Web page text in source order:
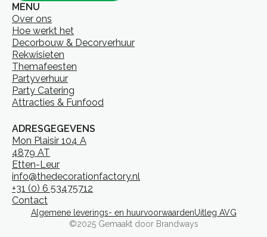
MENU
Over ons
Hoe werkt het
Decorbouw & Decorverhuur
Rekwisieten
Themafeesten
Partyverhuur
Party Catering
Attracties & Funfood
ADRESGEGEVENS
Mon Plaisir 104 A
4879 AT
Etten-Leur
info@thedecorationfactory.nl
+31 (0) 6 53475712
Contact
Algemene leverings- en huurvoorwaardenUitleg AVG
©2025 Gemaakt door Brandways